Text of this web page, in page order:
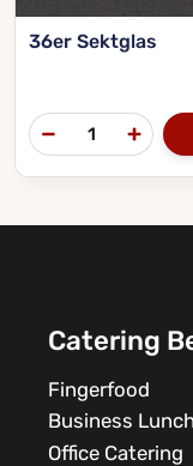
36er Sektglas
Catering
Fingerfood
Business Lunch
Office Catering